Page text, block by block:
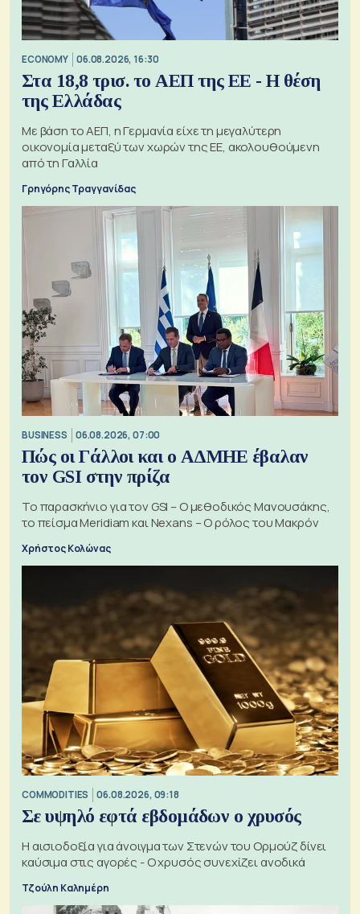
ECONOMY 06.08.2026, 16:30
Στα 18,8 τρισ. το ΑΕΠ της ΕΕ - Η θέση
της Ελλάδας
Με βάση το ΑΕΠ, η Γερμανία είχε τη μεγαλύτερη
οικονομία μεταξύ των χωρών της ΕΕ, ακολουθούμενη
από τη Γαλλία
Γρηγόρης Τραγγανίδας
BUSINESS 06.08.2026, 07:00
Πώς οι Γάλλοι και ο ΑΔΜΗΕ έβαλαν
τον GSI στην πρίζα
Το παρασκήνιο για τον GSI – Ο μεθοδικός Μανουσάκης,
το πείσμα Meridiam και Nexans – Ο ρόλος του Μακρόν
Χρήστος Κολώνας
COMMODITIES 06.08.2026, 09:18
Σε υψηλό εφτά εβδομάδων ο χρυσός
Η αισιοδοξία για άνοιγμα των Στενών του Ορμούζ δίνει
καύσιμα στις αγορές - Ο χρυσός συνεχίζει ανοδικά
Τζούλη Καλημέρη